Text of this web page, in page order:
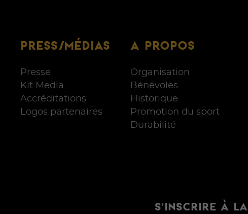
PRESS/MÉDIAS
Presse
Kit Media
Accréditations
Logos partenaires
A PROPOS
Organisation
Bénévoles
Historique
Promotion du sport
Durabilité
S'INSCRIRE À LA